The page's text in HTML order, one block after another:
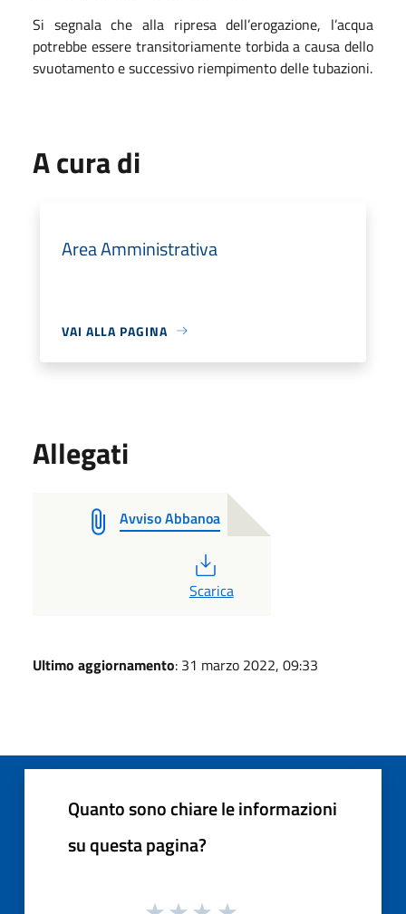
Si segnala che alla ripresa dell’erogazione, l’acqua
potrebbe essere transitoriamente torbida a causa dello
svuotamento e successivo riempimento delle tubazioni.
A cura di
Area Amministrativa
VAI ALLA PAGINA
Allegati
Avviso Abbanoa
PDF
Scarica
Ultimo aggiornamento: 31 marzo 2022, 09:33
Quanto sono chiare le informazioni
su questa pagina?